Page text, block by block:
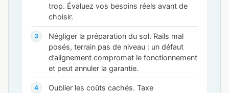
trop. Évaluez vos besoins réels avant de
choisir.
Négliger la préparation du sol. Rails mal
posés, terrain pas de niveau : un défaut
d’alignement compromet le fonctionnement
et peut annuler la garantie.
Oublier les coûts cachés. Taxe